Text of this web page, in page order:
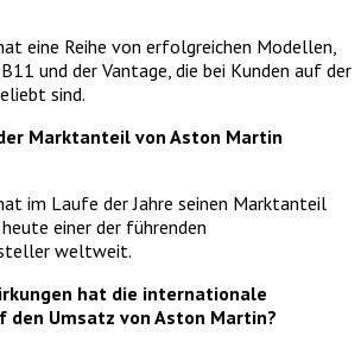
eine Reihe von erfolgreichen Modellen,
und der Vantage, die bei Kunden auf der
sind.
Marktanteil von Aston Martin
im Laufe der Jahre seinen Marktanteil
einer der führenden
weltweit.
hat die internationale
den Umsatz von Aston Martin?